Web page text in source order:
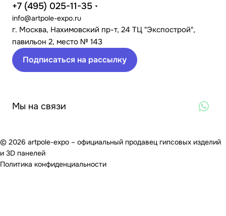
+7 (495) 025-11-35
info@artpole-expo.ru
г. Москва, Нахимовский пр-т, 24 ТЦ "Экспострой",
павильон 2, место № 143
Подписаться на рассылку
Мы на связи
© 2026 artpole-expo – официальный продавец гипсовых изделий
и 3D панелей
Политика конфиденциальности